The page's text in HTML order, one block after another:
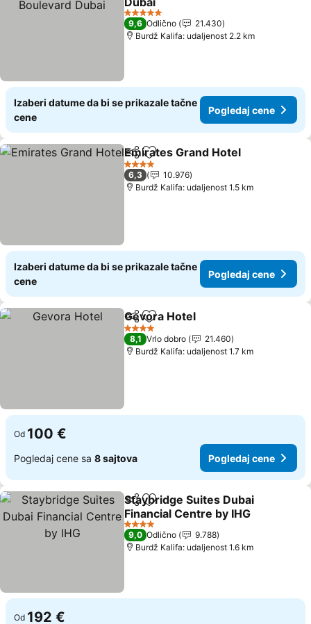
Pogledaj cene
5 Zvezdice
9,6 Odlično
21.430
Burdž Kalifa: udaljenost 2.2 km
Izaberi datume da bi se prikazale tačne
cene
Pogledaj cene
Deli Dodati u favorite
Emirates Grand Hotel
4 Zvezdice
6,3
10.976
Burdž Kalifa: udaljenost 1.5 km
Izaberi datume da bi se prikazale tačne
cene
Pogledaj cene
Deli Dodati u favorite
Gevora Hotel
4 Zvezdice
8,1 Vrlo dobro
21.460
Burdž Kalifa: udaljenost 1.7 km
Od 100 €
Pogledaj cene sa 8 sajtova Pogledaj cene
Deli Dodati u favorite
Staybridge Suites Dubai
Financial Centre by IHG
Pogledaj cene
4 Zvezdice
9,0 Odlično
9.788
Burdž Kalifa: udaljenost 1.6 km
Od 192 €